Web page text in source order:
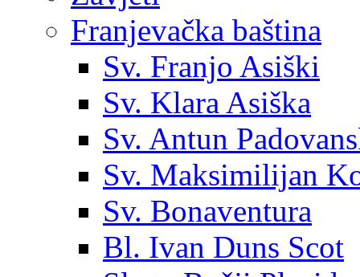
Franjevačka baština
Sv. Franjo Asiški
Sv. Klara Asiška
Sv. Antun
Sv. Maksimilijan
Sv. Bonaventura
Bl. Ivan Duns Scot